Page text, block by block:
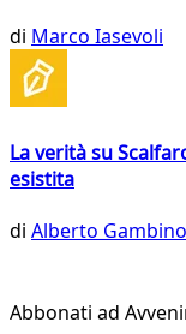
di Marco Iasevoli
La verità su
esistita
di Alberto Gambino
Abbonati ad